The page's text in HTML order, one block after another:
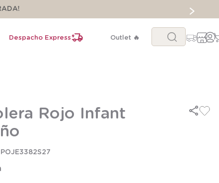
Despacho Express Outlet 🔥
Buscar...
Rojo Infant
POJE3382S27